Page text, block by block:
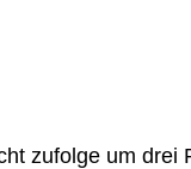
zufolge um drei